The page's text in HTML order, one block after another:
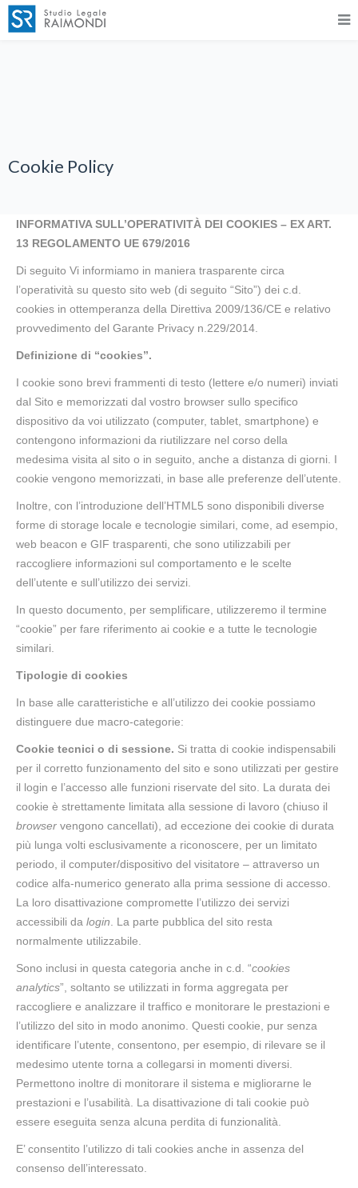
Cookie Policy
INFORMATIVA SULL’OPERATIVITÀ DEI COOKIES – EX ART.
13 REGOLAMENTO UE 679/2016
Di seguito Vi informiamo in maniera trasparente circa
l’operatività su questo sito web (di seguito “Sito”) dei c.d.
cookies in ottemperanza della Direttiva 2009/136/CE e relativo
provvedimento del Garante Privacy n.229/2014.
Definizione di “cookies”.
I cookie sono brevi frammenti di testo (lettere e/o numeri) inviati
dal Sito e memorizzati dal vostro browser sullo specifico
dispositivo da voi utilizzato (computer, tablet, smartphone) e
contengono informazioni da riutilizzare nel corso della
medesima visita al sito o in seguito, anche a distanza di giorni. I
cookie vengono memorizzati, in base alle preferenze dell’utente.
Inoltre, con l’introduzione dell’HTML5 sono disponibili diverse
forme di storage locale e tecnologie similari, come, ad esempio,
web beacon e GIF trasparenti, che sono utilizzabili per
raccogliere informazioni sul comportamento e le scelte
dell’utente e sull’utilizzo dei servizi.
In questo documento, per semplificare, utilizzeremo il termine
“cookie” per fare riferimento ai cookie e a tutte le tecnologie
similari.
Tipologie di cookies
In base alle caratteristiche e all’utilizzo dei cookie possiamo
distinguere due macro-categorie:
Cookie tecnici o di sessione. Si tratta di cookie indispensabili
per il corretto funzionamento del sito e sono utilizzati per gestire
il login e l’accesso alle funzioni riservate del sito. La durata dei
cookie è strettamente limitata alla sessione di lavoro (chiuso il
browser vengono cancellati), ad eccezione dei cookie di durata
più lunga volti esclusivamente a riconoscere, per un limitato
periodo, il computer/dispositivo del visitatore – attraverso un
codice alfa-numerico generato alla prima sessione di accesso.
La loro disattivazione compromette l’utilizzo dei servizi
accessibili da login . La parte pubblica del sito resta
normalmente utilizzabile.
Sono inclusi in questa categoria anche in c.d. “cookies
analytics”, soltanto se utilizzati in forma aggregata per
raccogliere e analizzare il traffico e monitorare le prestazioni e
l’utilizzo del sito in modo anonimo. Questi cookie, pur senza
identificare l’utente, consentono, per esempio, di rilevare se il
medesimo utente torna a collegarsi in momenti diversi.
Permettono inoltre di monitorare il sistema e migliorarne le
prestazioni e l’usabilità. La disattivazione di tali cookie può
essere eseguita senza alcuna perdita di funzionalità.
E’ consentito l’utilizzo di tali cookies anche in assenza del
consenso dell’interessato.